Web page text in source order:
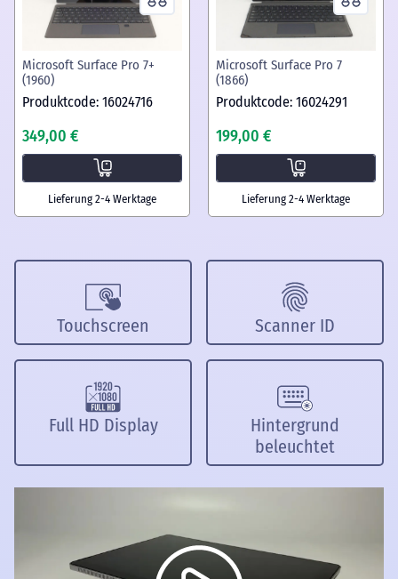
Microsoft Surface Pro 7+
(1960)
Produktcode: 16024716
349,00 €
Lieferung 2-4 Werktage
Microsoft Surface Pro 7
(1866)
Produktcode: 16024291
199,00 €
Lieferung 2-4 Werktage
Touchscreen Scanner ID
Full HD Display
Hintergrund
beleuchtet